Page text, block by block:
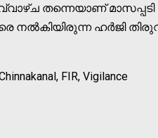
തന്നെയാണ്
നല്‍കിയിരുന്ന ഹര്‍ജി
FIR, Vigilance